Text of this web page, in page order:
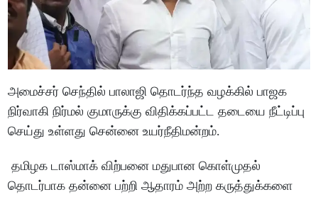
அமைச்சர் செந்தில் பாலாஜி தொடர்ந்த வழக்கில் பாஜக
நிர்வாகி நிர்மல் குமாருக்கு விதிக்கப்பட்ட தடையை நீட்டிப்பு
செய்து உள்ளது சென்னை உயர்நீதிமன்றம்.
தமிழக டாஸ்மாக் விற்பனை மதுபான கொள்முதல்
தொடர்பாக தன்னை பற்றி ஆதாரம் அற்ற கருத்துக்களை